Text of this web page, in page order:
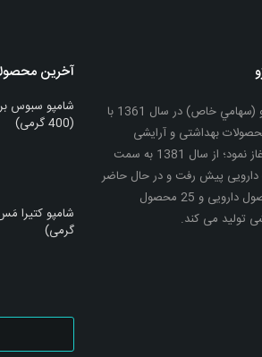
آخرین
شامپو سبوس
(400 گرمی)
گرمی)
شرکت ایران ناژو (سهامي خاص) در سال 1361 با
بهداشتی و آرایشی
فعالیت خود را آغاز نمود؛ از سال 1381 به سمت
دارویی پیش رفت و در حال حاضر
بیش از 95 محصول دارویی و 25 محصول
تولید می کند.